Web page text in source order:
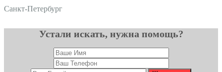
Санкт-Петербург
Устали искать, нужна помощь?